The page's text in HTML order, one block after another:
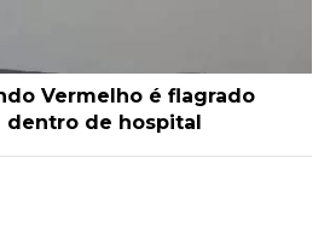
Vermelho é flagrado
dentro de hospital